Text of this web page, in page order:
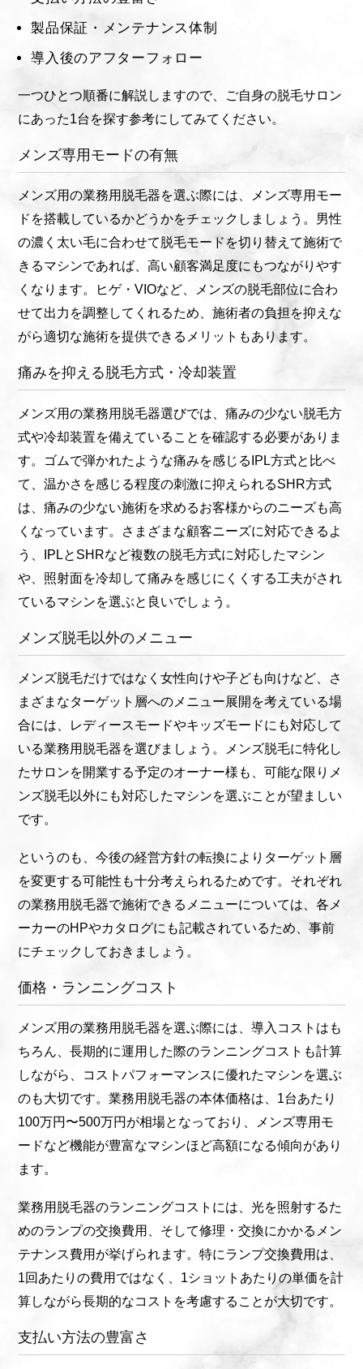
製品保証・メンテナンス体制
導入後のアフターフォロー
一つひとつ順番に解説しますので、ご自身の脱毛サロン
にあった1台を探す参考にしてみてください。
メンズ専用モードの有無
メンズ用の業務用脱毛器を選ぶ際には、メンズ専用モー
ドを搭載しているかどうかをチェックしましょう。男性
の濃く太い毛に合わせて脱毛モードを切り替えて施術で
きるマシンであれば、高い顧客満足度にもつながりやす
くなります。ヒゲ・VIOなど、メンズの脱毛部位に合わ
せて出力を調整してくれるため、施術者の負担を抑えな
がら適切な施術を提供できるメリットもあります。
痛みを抑える脱毛方式・冷却装置
メンズ用の業務用脱毛器選びでは、痛みの少ない脱毛方
式や冷却装置を備えていることを確認する必要がありま
す。ゴムで弾かれたような痛みを感じるIPL方式と比べ
て、温かさを感じる程度の刺激に抑えられるSHR方式
は、痛みの少ない施術を求めるお客様からのニーズも高
くなっています。さまざまな顧客ニーズに対応できるよ
う、IPLとSHRなど複数の脱毛方式に対応したマシン
や、照射面を冷却して痛みを感じにくくする工夫がされ
ているマシンを選ぶと良いでしょう。
メンズ脱毛以外のメニュー
メンズ脱毛だけではなく女性向けや子ども向けなど、さ
まざまなターゲット層へのメニュー展開を考えている場
合には、レディースモードやキッズモードにも対応して
いる業務用脱毛器を選びましょう。メンズ脱毛に特化し
たサロンを開業する予定のオーナー様も、可能な限りメ
ンズ脱毛以外にも対応したマシンを選ぶことが望ましい
です。
というのも、今後の経営方針の転換によりターゲット層
を変更する可能性も十分考えられるためです。それぞれ
の業務用脱毛器で施術できるメニューについては、各メ
ーカーのHPやカタログにも記載されているため、事前
にチェックしておきましょう。
価格・ランニングコスト
メンズ用の業務用脱毛器を選ぶ際には、導入コストはも
ちろん、長期的に運用した際のランニングコストも計算
しながら、コストパフォーマンスに優れたマシンを選ぶ
のも大切です。業務用脱毛器の本体価格は、1台あたり
100万円〜500万円が相場となっており、メンズ専用モ
ードなど機能が豊富なマシンほど高額になる傾向があり
ます。
業務用脱毛器のランニングコストには、光を照射するた
めのランプの交換費用、そして修理・交換にかかるメン
テナンス費用が挙げられます。特にランプ交換費用は、
1回あたりの費用ではなく、1ショットあたりの単価を計
算しながら長期的なコストを考慮することが大切です。
支払い方法の豊富さ